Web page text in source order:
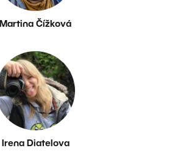
Martina Čížková
Irena Diatelova